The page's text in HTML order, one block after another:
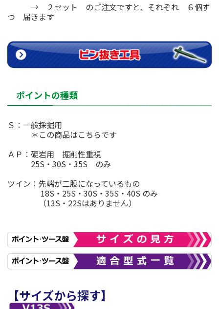
→ ２セット のご注文ですと、それぞれ ６個ず
つ 届きます
ポイントの種類
Ｓ：一般採掘用
＊この商品はこちらです
ＡＰ：硬岩用 掘削性重視
25S・30S・35S のみ
ツイン：先端が二股になっているもの
18S・25S・30S・35S・40S のみ
（13S・22Sはありません）
【サイズから探す】